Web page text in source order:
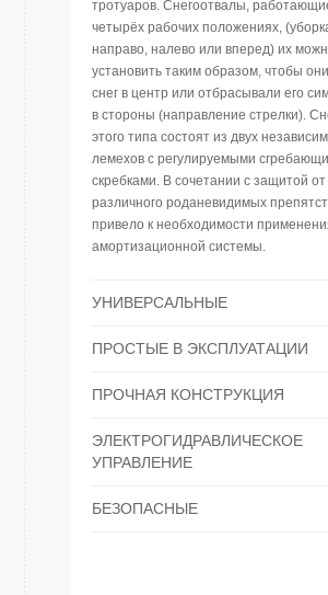
тротуаров. Снегоотвалы,
четырёх рабочих положениях,
направо, налево или вперед) их
установить таким образом, чтобы
снег в центр или отбрасывали его
в стороны (направление стрелки).
этого типа состоят из двух
лемехов с регулируемыми
скребками. В сочетании с защитой от
различного роданевидимых
привело к необходимости
амортизационной системы.
УНИВЕРСАЛЬНЫЕ
ПРОСТЫЕ В ЭКСПЛУАТАЦИИ
ПРОЧНАЯ КОНСТРУКЦИЯ
ЭЛЕКТРОГИДРАВЛИЧЕСКОЕ
УПРАВЛЕНИЕ
БЕЗОПАСНЫЕ